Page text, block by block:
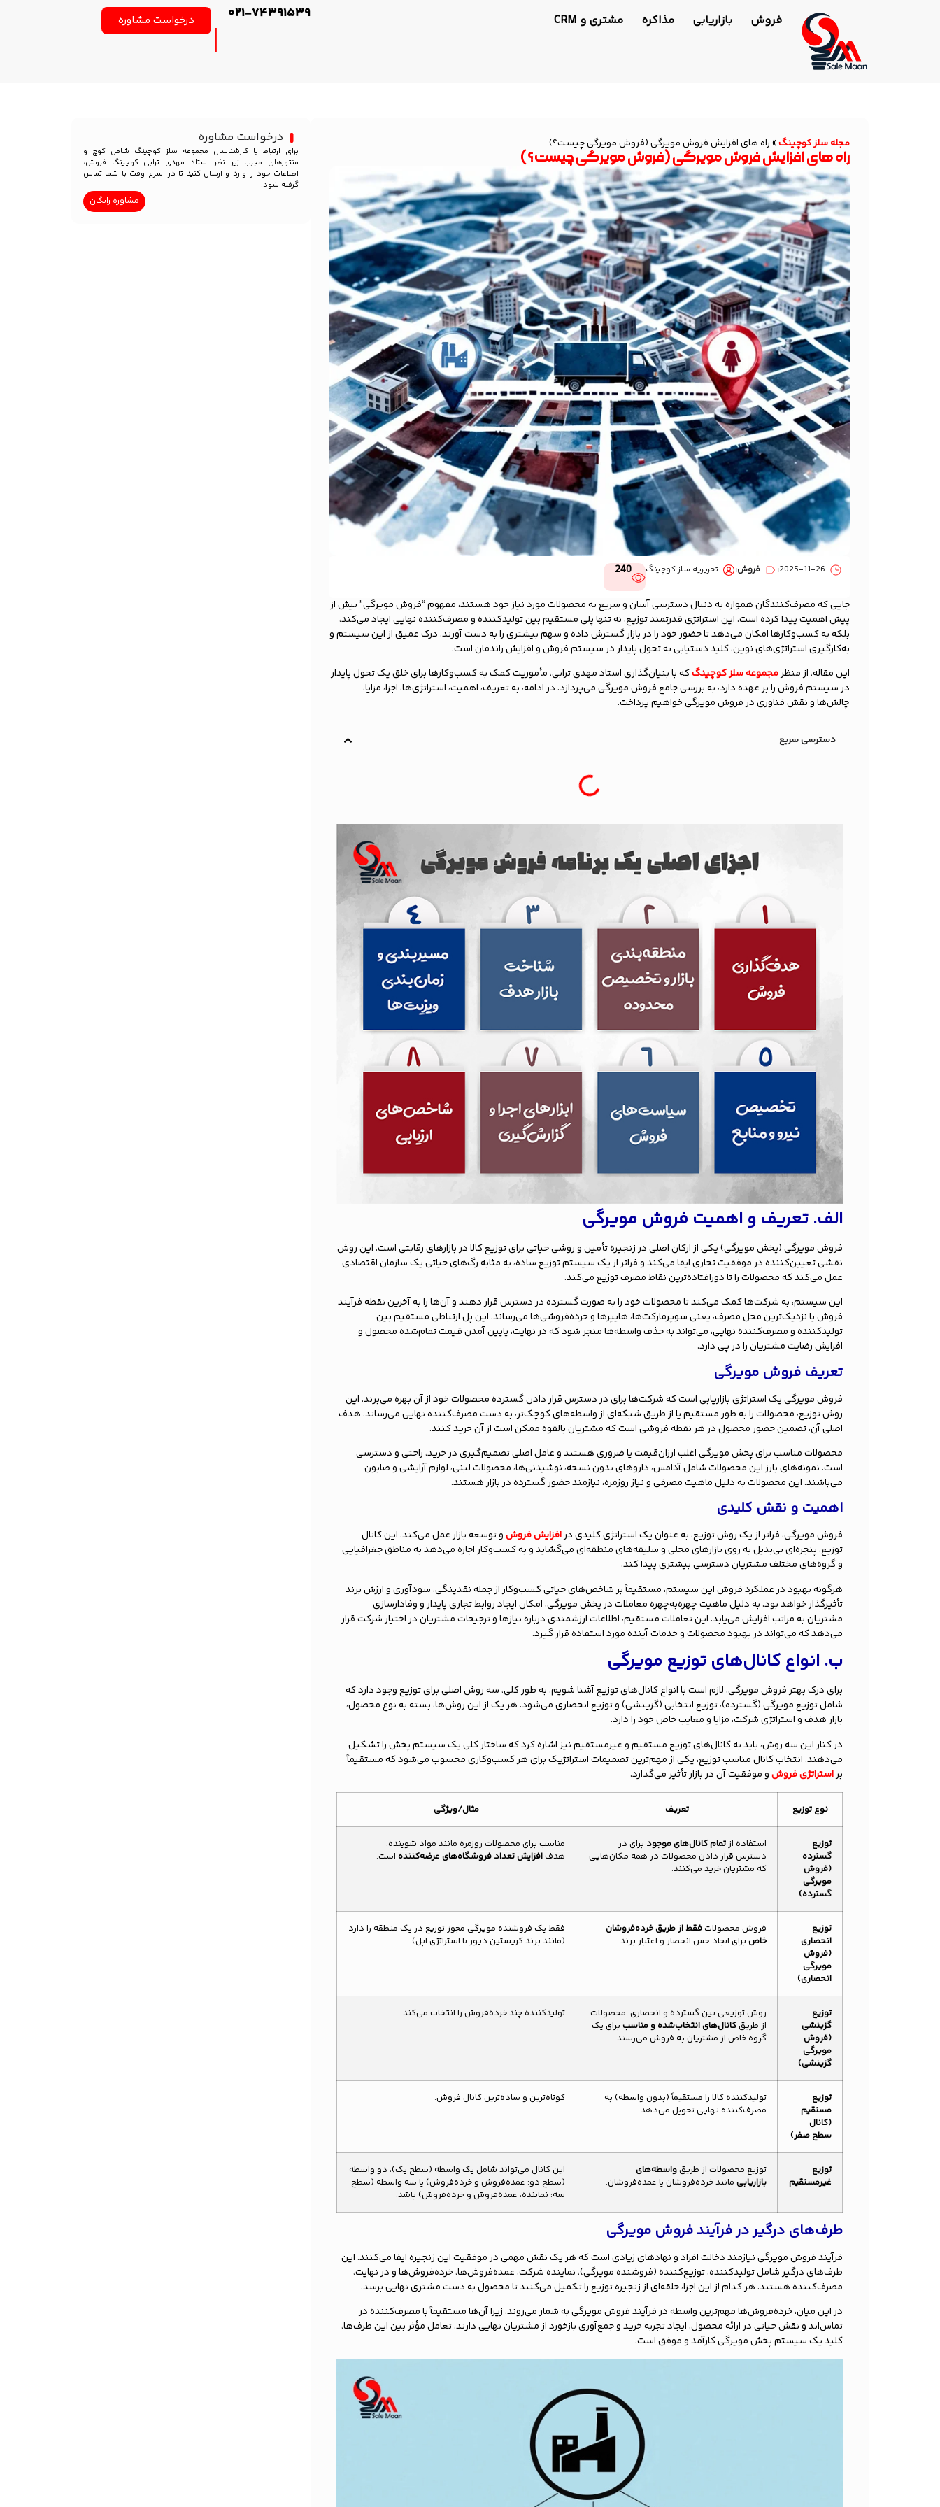
فروش بازاریابی مذاکره مشتری و CRM 021-74391539 درخواست مشاوره
مجله سلز کوچینگ»راه های افزایش فروش مویرگی (فروش مویرگی چیست؟)
راه های افزایش فروش مویرگی (فروش مویرگی چیست؟)
2025-11-26 فروش تحریریه سلز کوچینگ 240
جایی که مصرف‌کنندگان همواره به دنبال دسترسی آسان و سریع به محصولات مورد نیاز خود هستند، مفهوم “فروش مویرگی” بیش از
پیش اهمیت پیدا کرده است. این استراتژی قدرتمند توزیع، نه تنها پلی مستقیم بین تولیدکننده و مصرف‌کننده نهایی ایجاد می‌کند،
بلکه به کسب‌وکارها امکان می‌دهد تا حضور خود را در بازار گسترش داده و سهم بیشتری را به دست آورند. درک عمیق از این سیستم و
به‌کارگیری استراتژی‌های نوین، کلید دستیابی به تحول پایدار در سیستم فروش و افزایش راندمان است.
این مقاله، از منظرمجموعه سلز کوچینگکه با بنیان‌گذاری استاد مهدی ترابی، مأموریت کمک به کسب‌وکارها برای خلق یک تحول پایدار
در سیستم فروش را بر عهده دارد، به بررسی جامع فروش مویرگی می‌پردازد. در ادامه، به تعریف، اهمیت، استراتژی‌ها، اجزا، مزایا،
چالش‌ها و نقش فناوری در فروش مویرگی خواهیم پرداخت.
دسترسی سریع
الف. تعریف و اهمیت فروش مویرگی
فروش مویرگی (پخش مویرگی) یکی از ارکان اصلی در زنجیره تأمین و روشی حیاتی برای توزیع کالا در بازارهای رقابتی است. این روش
نقشی تعیین‌کننده در موفقیت تجاری ایفا می‌کند و فراتر از یک سیستم توزیع ساده، به مثابه رگ‌های حیاتی یک سازمان اقتصادی
عمل می‌کند که محصولات را تا دورافتاده‌ترین نقاط مصرف توزیع می‌کند.
این سیستم، به شرکت‌ها کمک می‌کند تا محصولات خود را به صورت گسترده در دسترس قرار دهند و آن‌ها را به آخرین نقطه فرآیند
فروش یا نزدیک‌ترین محل مصرف، یعنی سوپرمارکت‌ها، هایپرها و خرده‌فروشی‌ها می‌رساند. این پل ارتباطی مستقیم بین
تولیدکننده و مصرف‌کننده نهایی، می‌تواند به حذف واسطه‌ها منجر شود که در نهایت، پایین آمدن قیمت تمام‌شده محصول و
افزایش رضایت مشتریان را در پی دارد.
تعریف فروش مویرگی
فروش مویرگی یک استراتژی بازاریابی است که شرکت‌ها برای در دسترس قرار دادن گسترده محصولات خود از آن بهره می‌برند. این
روش توزیع، محصولات را به طور مستقیم یا از طریق شبکه‌ای از واسطه‌های کوچک‌تر، به دست مصرف‌کننده نهایی می‌رساند. هدف
اصلی آن، تضمین حضور محصول در هر نقطه فروشی است که مشتریان بالقوه ممکن است از آن خرید کنند.
محصولات مناسب برای پخش مویرگی اغلب ارزان‌قیمت یا ضروری هستند و عامل اصلی تصمیم‌گیری در خرید، راحتی و دسترسی
است. نمونه‌های بارز این محصولات شامل آدامس، داروهای بدون نسخه، نوشیدنی‌ها، محصولات لبنی، لوازم آرایشی و صابون
می‌باشند. این محصولات به دلیل ماهیت مصرفی و نیاز روزمره، نیازمند حضور گسترده در بازار هستند.
اهمیت و نقش کلیدی
فروش مویرگی، فراتر از یک روش توزیع، به عنوان یک استراتژی کلیدی درافزایش فروشو توسعه بازار عمل می‌کند. این کانال
توزیع، پنجره‌ای بی‌بدیل به روی بازارهای محلی و سلیقه‌های منطقه‌ای می‌گشاید و به کسب‌وکار اجازه می‌دهد به مناطق جغرافیایی
و گروه‌های مختلف مشتریان دسترسی بیشتری پیدا کند.
هرگونه بهبود در عملکرد فروش این سیستم، مستقیماً بر شاخص‌های حیاتی کسب‌وکار از جمله نقدینگی، سودآوری و ارزش برند
تأثیرگذار خواهد بود. به دلیل ماهیت چهره‌به‌چهره معاملات در پخش مویرگی، امکان ایجاد روابط تجاری پایدار و وفادارسازی
مشتریان به مراتب افزایش می‌یابد. این تعاملات مستقیم، اطلاعات ارزشمندی درباره نیازها و ترجیحات مشتریان در اختیار شرکت قرار
می‌دهد که می‌تواند در بهبود محصولات و خدمات آینده مورد استفاده قرار گیرد.
ب. انواع کانال‌های توزیع مویرگی
برای درک بهتر فروش مویرگی، لازم است با انواع کانال‌های توزیع آشنا شویم. به طور کلی، سه روش اصلی برای توزیع وجود دارد که
شامل توزیع مویرگی (گسترده)، توزیع انتخابی (گزینشی) و توزیع انحصاری می‌شود. هر یک از این روش‌ها، بسته به نوع محصول،
بازار هدف و استراتژی شرکت، مزایا و معایب خاص خود را دارد.
در کنار این سه روش، باید به کانال‌های توزیع مستقیم و غیرمستقیم نیز اشاره کرد که ساختار کلی یک سیستم پخش را تشکیل
می‌دهند. انتخاب کانال مناسب توزیع، یکی از مهم‌ترین تصمیمات استراتژیک برای هر کسب‌وکاری محسوب می‌شود که مستقیماً
براستراتژی فروشو موفقیت آن در بازار تأثیر می‌گذارد.
نوع توزیع تعریف مثال/ویژگی
توزیع
گسترده
(فروش
مویرگی
گسترده)
استفاده از تمام کانال‌های موجود برای در
دسترس قرار دادن محصولات در همه مکان‌هایی
که مشتریان خرید می‌کنند.
مناسب برای محصولات روزمره مانند مواد شوینده.
هدفافزایش تعداد فروشگاه‌های عرضه‌کننده است.
توزیع
انحصاری
(فروش
مویرگی
انحصاری)
فروش محصولاتفقط از طریق خرده‌فروشان
خاص برای ایجاد حس انحصار و اعتبار برند.
فقط یک فروشنده مویرگی مجوز توزیع در یک منطقه را دارد
(مانند برند کریستین دیور یا استراتژی اپل).
توزیع
گزینشی
(فروش
مویرگی
گزینشی)
روش توزیعی بین گسترده و انحصاری. محصولات
از طریقکانال‌های انتخاب‌شده و مناسب برای یک
گروه خاص از مشتریان به فروش می‌رسند.
تولیدکننده چند خرده‌فروش را انتخاب می‌کند.
توزیع
مستقیم
(کانال
سطح صفر)
تولیدکننده کالا را مستقیماً (بدون واسطه) به
مصرف‌کننده نهایی تحویل می‌دهد.
کو‌تاه‌ترین و ساده‌ترین کانال فروش.
توزیع
غیرمستقیم
توزیع محصولات از طریقواسطه‌های
بازاریابی مانند خرده‌فروشان یا عمده‌فروشان.
این کانال می‌تواند شامل یک واسطه (سطح یک)، دو واسطه
(سطح دو: عمده‌فروش و خرده‌فروش) یا سه واسطه (سطح
سه: نماینده، عمده‌فروش و خرده‌فروش) باشد.
طرف‌های درگیر در فرآیند فروش مویرگی
فرآیند فروش مویرگی نیازمند دخالت افراد و نهادهای زیادی است که هر یک نقش مهمی در موفقیت این زنجیره ایفا می‌کنند. این
طرف‌های درگیر شامل تولیدکننده، توزیع‌کننده (فروشنده مویرگی)، نماینده شرکت، عمده‌فروش‌ها، خرده‌فروش‌ها و در نهایت،
مصرف‌کننده هستند. هر کدام از این اجزا، حلقه‌ای از زنجیره توزیع را تکمیل می‌کنند تا محصول به دست مشتری نهایی برسد.
در این میان، خرده‌فروش‌ها مهم‌ترین واسطه در فرآیند فروش مویرگی به شمار می‌روند، زیرا آن‌ها مستقیماً با مصرف‌کننده در
تماس‌اند و نقش حیاتی در ارائه محصول، ایجاد تجربه خرید و جمع‌آوری بازخورد از مشتریان نهایی دارند. تعامل مؤثر بین این طرف‌ها،
کلید یک سیستم پخش مویرگی کارآمد و موفق است.
درخواست مشاوره
برای ارتباط با کارشناسان مجموعه سلز کوچینگ شامل کوچ و
منتورهای مجرب زیر نظر استاد مهدی ترابی کوچینگ فروش،
اطلاعات خود را وارد و ارسال کنید تا در اسرع وقت با شما تماس
گرفته شود.
مشاوره رایگان